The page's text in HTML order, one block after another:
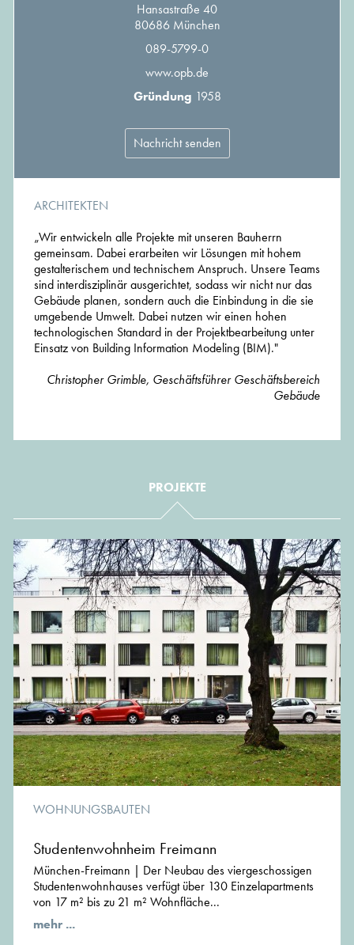
Hansastraße 40
80686 München
089-5799-0
www.opb.de
Gründung 1958
Nachricht senden
ARCHITEKTEN
„Wir entwickeln alle Projekte mit unseren Bauherrn
gemeinsam. Dabei erarbeiten wir Lösungen mit hohem
gestalterischem und technischem Anspruch. Unsere Teams
sind interdisziplinär ausgerichtet, sodass wir nicht nur das
Gebäude planen, sondern auch die Einbindung in die sie
umgebende Umwelt. Dabei nutzen wir einen hohen
technologischen Standard in der Projektbearbeitung unter
Einsatz von Building Information Modeling (BIM)."
Christopher Grimble, Geschäftsführer Geschäftsbereich
Gebäude
PROJEKTE
WOHNUNGSBAUTEN
Studentenwohnheim Freimann
München-Freimann | Der Neubau des viergeschossigen
Studentenwohnhauses verfügt über 130 Einzelapartments
von 17 m² bis zu 21 m² Wohnfläche...
mehr ...